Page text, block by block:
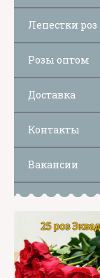
Лепестки роз
Розы оптом
Доставка
Контакты
Вакансии